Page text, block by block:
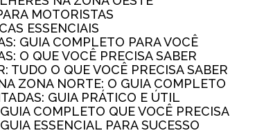
MOTORISTAS
ESSENCIAIS
GUIA COMPLETO PARA VOCÊ
O QUE VOCÊ PRECISA SABER
TUDO O QUE VOCÊ PRECISA SABER
ZONA NORTE: O GUIA COMPLETO
GUIA PRÁTICO E ÚTIL
COMPLETO QUE VOCÊ PRECISA
ESSENCIAL PARA SUCESSO